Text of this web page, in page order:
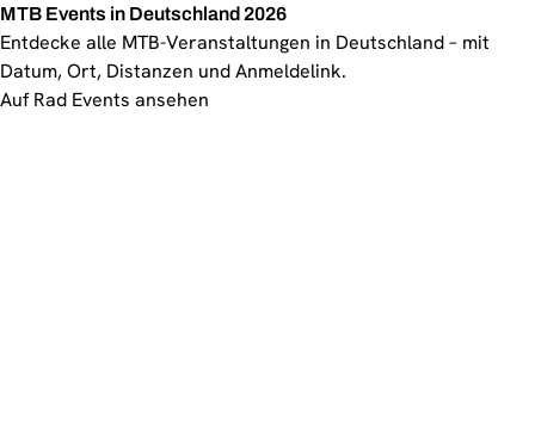
MTB Events in Deutschland 2026
Entdecke alle MTB-Veranstaltungen in Deutschland – mit
Datum, Ort, Distanzen und Anmeldelink.
Auf Rad Events ansehen